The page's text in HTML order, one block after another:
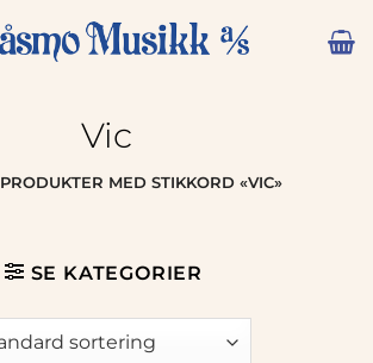
Vic
PRODUKTER MED STIKKORD «VIC»
SE KATEGORIER